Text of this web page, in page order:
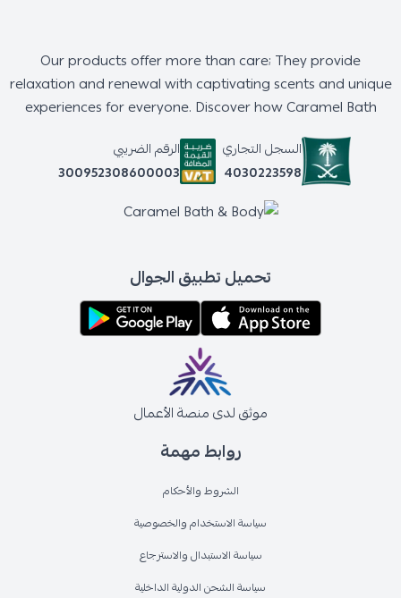
روابط مهمة
الشروط والأحكام
سياسة الاستخدام والخصوصية
سياسة الاستبدال والاسترجاع
سياسة الشحن الدولية الداخلية
Our products offer more than care; They provide
relaxation and renewal with captivating scents and unique
experiences for everyone. Discover how Caramel Bath
السجل التجاري
4030223598
الرقم الضريبي
300952308600003
تحميل تطبيق الجوال
موثق لدى منصة الأعمال